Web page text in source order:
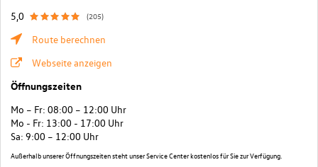
5,0
(205)
Route berechnen
Webseite anzeigen
Öffnungszeiten
Mo – Fr: 08:00 – 12:00 Uhr
Mo - Fr: 13:00 - 17:00 Uhr
Sa: 9:00 – 12:00 Uhr
Außerhalb unserer Öffnungszeiten steht unser Service Center kostenlos für Sie zur Verfügung.